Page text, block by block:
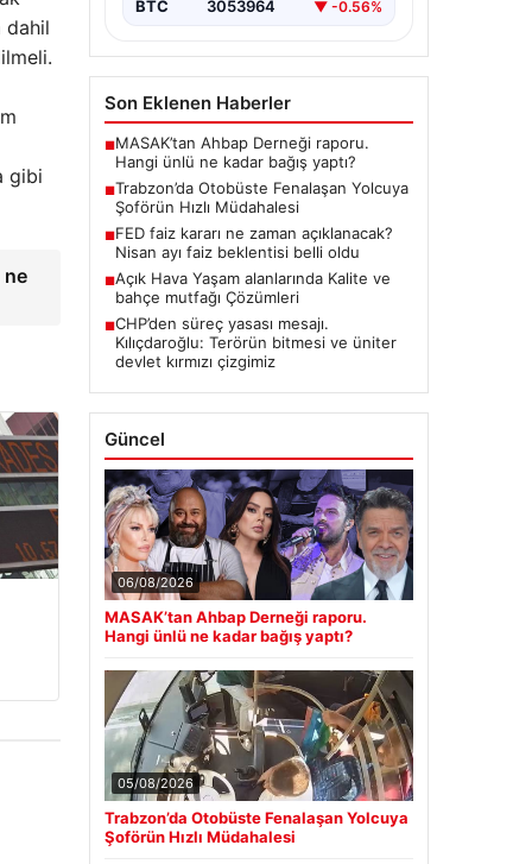
dahil
gibi
ne
BTC 3053964 ▼ -0.56%
Son Eklenen Haberler
■MASAK’tan Ahbap Derneği raporu.
Hangi ünlü ne kadar bağış yaptı?
■Trabzon’da Otobüste Fenalaşan Yolcuya
Şoförün Hızlı Müdahalesi
■FED faiz kararı ne zaman açıklanacak?
Nisan ayı faiz beklentisi belli oldu
■Açık Hava Yaşam alanlarında Kalite ve
bahçe mutfağı Çözümleri
■CHP’den süreç yasası mesajı.
Kılıçdaroğlu: Terörün bitmesi ve üniter
devlet kırmızı çizgimiz
Güncel
06/08/2026
MASAK’tan Ahbap Derneği raporu.
Hangi ünlü ne kadar bağış yaptı?
05/08/2026
Trabzon’da Otobüste Fenalaşan Yolcuya
Şoförün Hızlı Müdahalesi